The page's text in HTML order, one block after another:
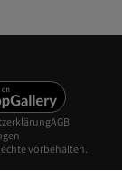
vorbehalten.
AGB